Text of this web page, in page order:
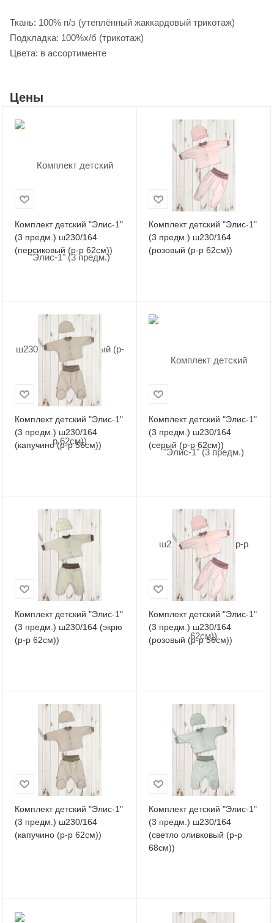
Ткань: 100% п/э (утеплённый жаккардовый трикотаж)
Подкладка: 100%х/б (трикотаж)
Цвета: в ассортименте
Цены
Комплект детский "Элис-1"
(3 предм.) ш230/164
(персиковый (р-р 62см))
Комплект детский "Элис-1"
(3 предм.) ш230/164
(розовый (р-р 62см))
Комплект детский "Элис-1"
(3 предм.) ш230/164
(капучино (р-р 56см))
Комплект детский "Элис-1"
(3 предм.) ш230/164
(серый (р-р 62см))
Комплект детский "Элис-1"
(3 предм.) ш230/164 (экрю
(р-р 62см))
Комплект детский "Элис-1"
(3 предм.) ш230/164
(розовый (р-р 56см))
Комплект детский "Элис-1"
(3 предм.) ш230/164
(капучино (р-р 62см))
Комплект детский "Элис-1"
(3 предм.) ш230/164
(светло оливковый (р-р
68см))